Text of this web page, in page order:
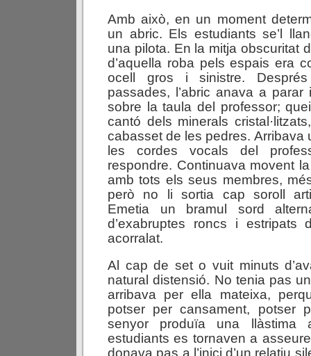
Amb això, en un moment
un abric. Els estudiants se’l
una pilota. En la mitja obscuritat
d’aquella roba pels espais era
ocell gros i sinistre. Després
passades, l’abric anava a parar
sobre la taula del professor;
cantó dels minerals
cabasset de les pedres. Arribava
les cordes vocals del
respondre. Continuava movent
amb tots els seus membres,
però no li sortia cap soroll
Emetia un bramul sord
d’exabruptes roncs i estripats
acorralat.
Al cap de set o vuit minuts
natural distensió. No tenia pas
arribava per ella mateixa,
potser per cansament, potser
senyor produïa una llàstima
estudiants es tornaven a
donava pas a l’inici d’un relatiu